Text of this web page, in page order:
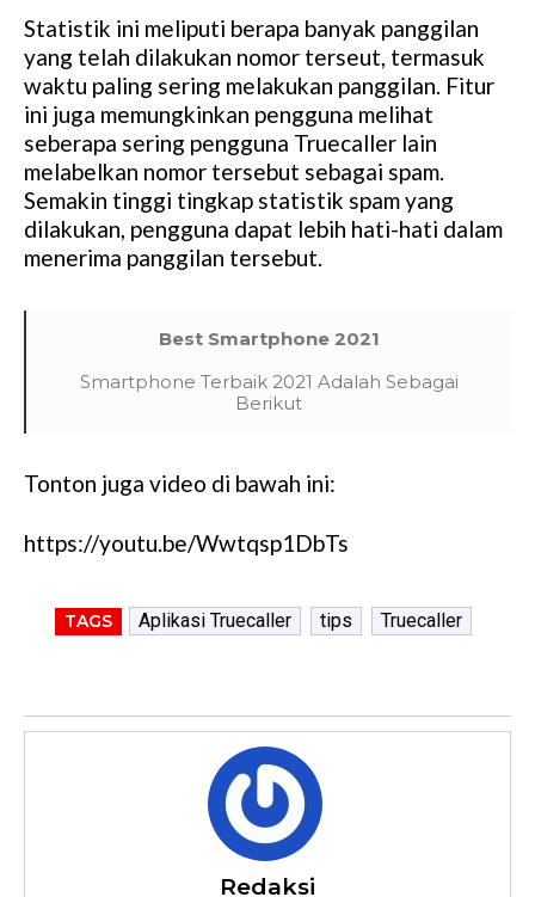
Statistik ini meliputi berapa banyak panggilan
yang telah dilakukan nomor terseut, termasuk
waktu paling sering melakukan panggilan. Fitur
ini juga memungkinkan pengguna melihat
seberapa sering pengguna Truecaller lain
melabelkan nomor tersebut sebagai spam.
Semakin tinggi tingkap statistik spam yang
dilakukan, pengguna dapat lebih hati-hati dalam
menerima panggilan tersebut.
Best Smartphone 2021
Smartphone Terbaik 2021 Adalah Sebagai
Berikut
Tonton juga video di bawah ini:
https://youtu.be/Wwtqsp1DbTs
TAGS Aplikasi Truecaller tips Truecaller
Redaksi